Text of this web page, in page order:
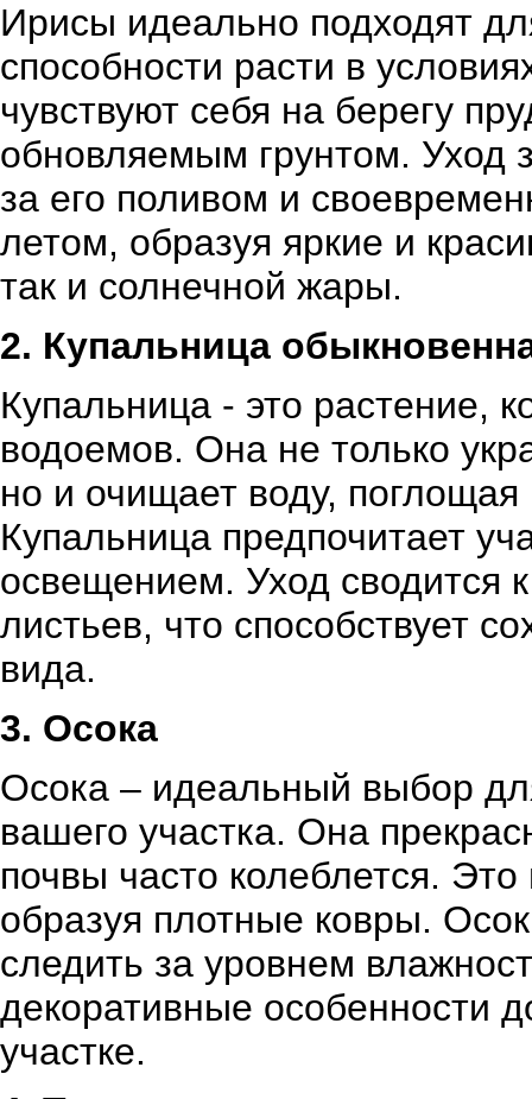
Ирисы идеально подходят
способности расти в
чувствуют себя на берегу
обновляемым грунтом. Уход
за его поливом и
летом, образуя яркие и
так и солнечной жары.
2. Купальница
Купальница - это растение,
водоемов. Она не только
но и очищает воду,
Купальница предпочитает
освещением. Уход сводится
листьев, что способствует
вида.
3. Осока
Осока – идеальный выбор
вашего участка. Она
почвы часто колеблется.
образуя плотные ковры.
следить за уровнем
декоративные особенности
участке.